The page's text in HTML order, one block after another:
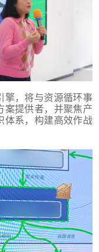
擎，将与资源循环事
案提供者，并聚焦产
体系，构建高效作战